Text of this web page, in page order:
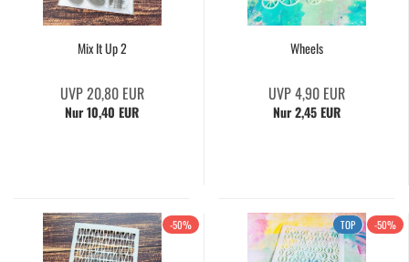
Mix It Up 2
UVP 20,80 EUR
Nur 10,40 EUR
Wheels
UVP 4,90 EUR
Nur 2,45 EUR
-50% TOP -50%